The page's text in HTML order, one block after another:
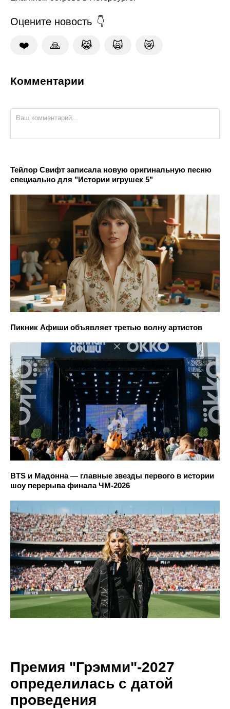
Оцените новость
❤️ 🙏 😹 🙀 😿
Комментарии
Тейлор Свифт записала новую оригинальную песню
специально для "Истории игрушек 5"
Пикник Афиши объявляет третью волну артистов
BTS и Мадонна — главные звезды первого в истории
шоу перерыва финала ЧМ-2026
Премия "Грэмми"-2027
определилась с датой
проведения